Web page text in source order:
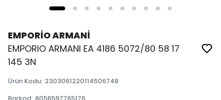
EMPORİO ARMANİ
EMPORIO ARMANI EA 4186 5072/80 58 17
145 3N
Ürün Kodu: 2303061220114506748